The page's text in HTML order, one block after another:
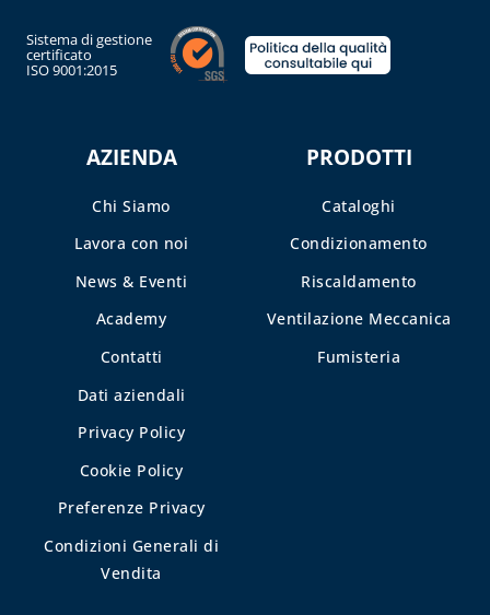
Sistema di gestione
certificato
ISO 9001:2015
AZIENDA
Chi Siamo
Lavora con noi
News & Eventi
Academy
Contatti
Dati aziendali
Privacy Policy
Cookie Policy
Preferenze Privacy
Condizioni Generali di
Vendita
PRODOTTI
Cataloghi
Condizionamento
Riscaldamento
Ventilazione Meccanica
Fumisteria